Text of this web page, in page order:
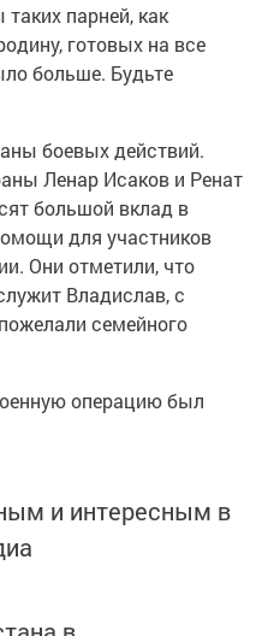
парней, как
готовых на все
больше. Будьте
боевых действий.
Ленар Исаков и Ренат
большой вклад в
для участников
Они отметили, что
Владислав, с
семейного
операцию был
и интересным в